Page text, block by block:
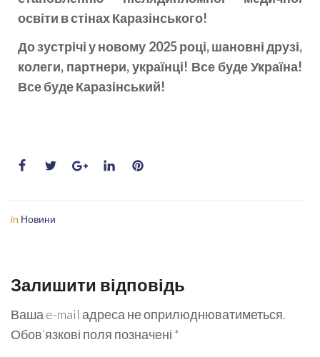
освіти в стінах Каразінського!
До зустрічі у новому 2025 році, шановні друзі,
колеги, партнери, українці! Все буде Україна!
Все буде Каразінський!
in Новини
Залишити відповідь
Ваша e-mail адреса не оприлюднюватиметься.
Обов’язкові поля позначені *